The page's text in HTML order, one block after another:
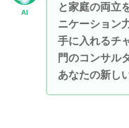
AI
と家庭の両立
ニケーション
手に入れるチ
門のコンサル
あなたの新し